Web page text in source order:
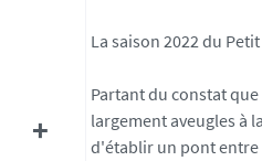
a
t
e
La saison 2022 du
Partant du constat
largement aveugles à
d'établir un pont entre